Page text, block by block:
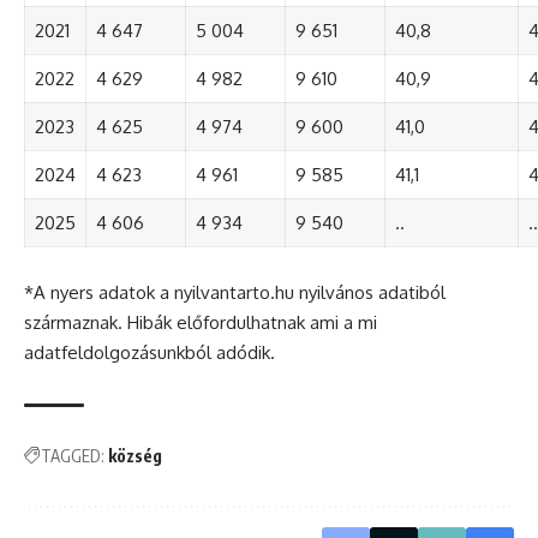
2021 4 647 5 004 9 651 40,8
2022 4 629 4 982 9 610 40,9
2023 4 625 4 974 9 600 41,0
2024 4 623 4 961 9 585 41,1
2025 4 606 4 934 9 540 .. ..
*A nyers adatok a nyilvantarto.hu nyilvános adatiból
származnak. Hibák előfordulhatnak ami a mi
adatfeldolgozásunkból adódik.
TAGGED: község